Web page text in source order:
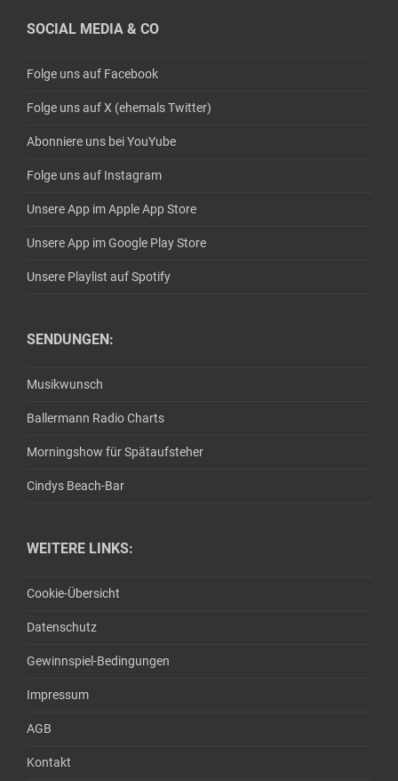
SOCIAL MEDIA & CO
Folge uns auf Facebook
Folge uns auf X (ehemals Twitter)
Abonniere uns bei YouYube
Folge uns auf Instagram
Unsere App im Apple App Store
Unsere App im Google Play Store
Unsere Playlist auf Spotify
SENDUNGEN:
Musikwunsch
Ballermann Radio Charts
Morningshow für Spätaufsteher
Cindys Beach-Bar
WEITERE LINKS:
Cookie-Übersicht
Datenschutz
Gewinnspiel-Bedingungen
Impressum
AGB
Kontakt